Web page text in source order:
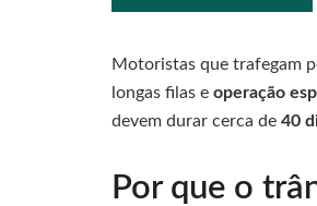
Motoristas que trafegam
longas filas e operação
devem durar cerca de 40
Por que o